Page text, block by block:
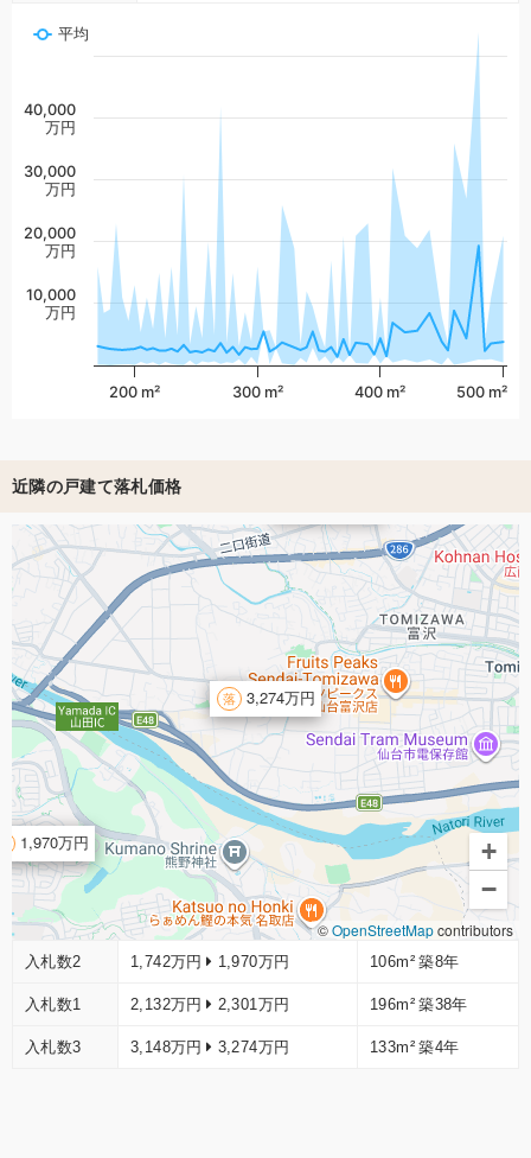
平均
200 m² 300 m² 400 m² 500 m²
10,000
万円
20,000
万円
30,000
万円
40,000
万円
近隣の戸建て落札価格
3,274万円
1,970万円
+
−
©OpenStreetMapcontributors
入札数2 1,742万円 1,970万円 106m² 築8年
入札数1 2,132万円 2,301万円 196m² 築38年
入札数3 3,148万円 3,274万円 133m² 築4年